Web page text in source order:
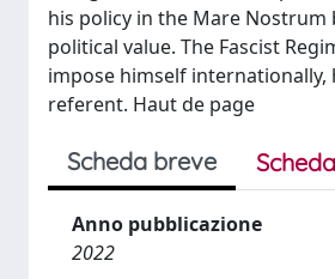
his policy in the Mare
political value. The Fascist
impose himself
referent. Haut de page
Scheda breve
Anno pubblicazione
2022